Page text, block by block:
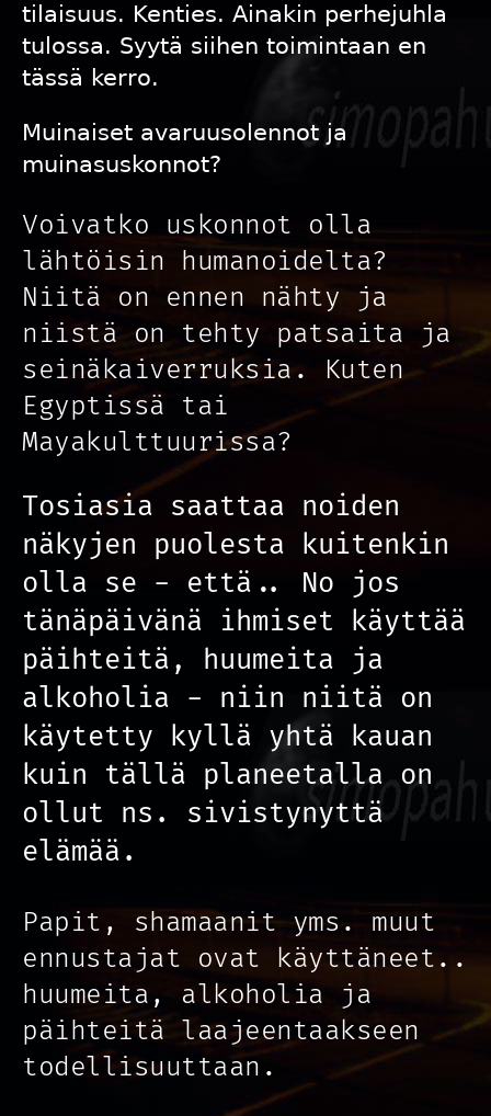
tilaisuus. Kenties. Ainakin perhejuhla
tulossa. Syytä siihen toimintaan en
tässä kerro.
Muinaiset avaruusolennot ja
muinasuskonnot?
Voivatko uskonnot olla
lähtöisin humanoidelta?
Niitä on ennen nähty ja
niistä on tehty patsaita ja
seinäkaiverruksia. Kuten
Egyptissä tai
Mayakulttuurissa?
Tosiasia saattaa noiden
näkyjen puolesta kuitenkin
olla se - että.. No jos
tänäpäivänä ihmiset käyttää
päihteitä, huumeita ja
alkoholia - niin niitä on
käytetty kyllä yhtä kauan
kuin tällä planeetalla on
ollut ns. sivistynyttä
elämää.
Papit, shamaanit yms. muut
ennustajat ovat käyttäneet..
huumeita, alkoholia ja
päihteitä laajeentaakseen
todellisuuttaan.